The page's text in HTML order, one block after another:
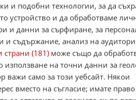
на сингъл в
на сингъл на тенис
който е с
780
3
“
и подобни технологии, за да
устройство и да обработваме
и данни за сърфиране, за
съдържание, анализ на
страни (181) може също да
на точни данни за
важи само за този уебсайт. Някои
вместо на съгласие; имате